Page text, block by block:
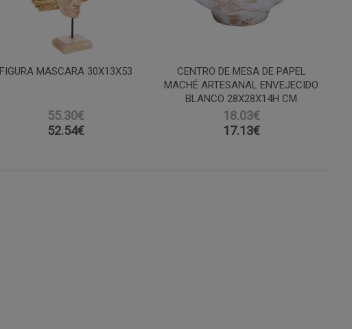
FIGURA MASCARA 30X13X53
55.30€
52.54€
CENTRO DE MESA DE PAPEL
MACHÉ ARTESANAL ENVEJECIDO
BLANCO 28X28X14H CM
18.03€
17.13€